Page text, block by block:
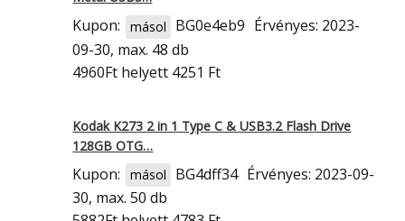
Kupon: másol BG0e4eb9 Érvényes: 2023-
09-30, max. 48 db
4960Ft helyett 4251 Ft
Kodak K273 2 in 1 Type C & USB3.2 Flash Drive
128GB OTG…
Kupon: másol BG4dff34 Érvényes: 2023-09-
30, max. 50 db